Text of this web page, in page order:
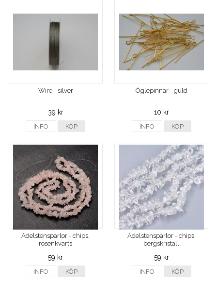
Wire - silver
39 kr
INFO KÖP
Öglepinnar - guld
10 kr
INFO KÖP
Ädelstenspärlor - chips,
rosenkvarts
59 kr
INFO KÖP
Ädelstenspärlor - chips,
bergskristall
59 kr
INFO KÖP